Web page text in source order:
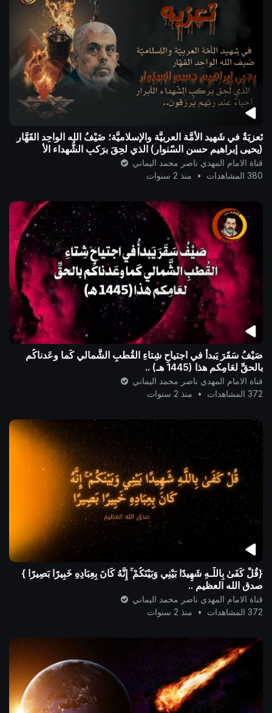
تَعزيَةٌ في شَهيد الأُمَّة العربيَّة والإسلاميَّة؛ ضَيْفُ الله الواحِد القَهَّار
(يحيى إبراهيم حسن السّنوار) الذي لحِقَ برَكبِ الشُّهداء الأ
قناة الامام المهدي ناصر محمد اليماني
380 المشاهدات
• منذ 2 سنوات
صَيْفُ سَقَرَ يَبدأُ في اجتياحِ شِتاءِ القُطبِ الشَّمالي كَما وعَدناكُم
بالحقِّ لعَامِكم هذا (1445 هـ) ..
قناة الامام المهدي ناصر محمد اليماني
372 المشاهدات
• منذ 2 سنوات
{قُلْ كَفَىٰ بِاللَّـهِ شَهِيدًا بَيْنِي وَبَيْنَكُمْ ۚ إِنَّهُ كَانَ بِعِبَادِهِ خَبِيرًا بَصِيرًا }
صدق الله العظيم ..
قناة الامام المهدي ناصر محمد اليماني
372 المشاهدات
• منذ 2 سنوات